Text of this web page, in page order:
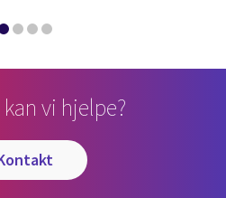
vi hjelpe?
kontakt